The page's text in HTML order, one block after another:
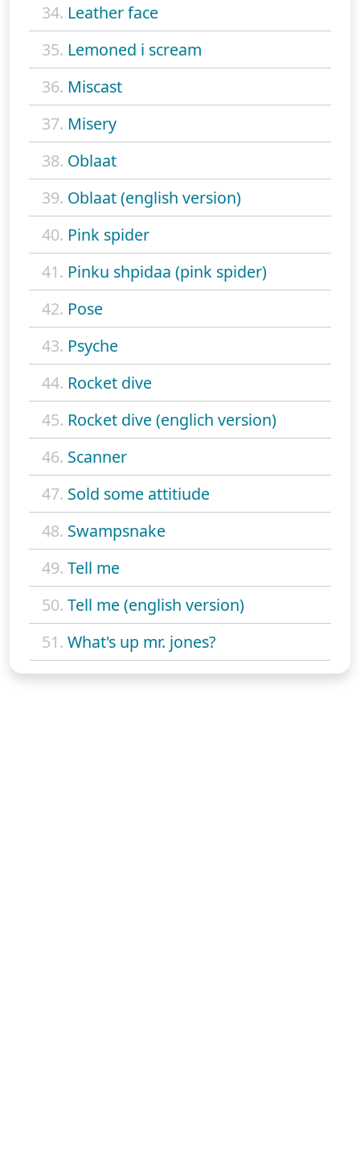
34. Leather face
35. Lemoned i scream
36. Miscast
37. Misery
38. Oblaat
39. Oblaat (english version)
40. Pink spider
41. Pinku shpidaa (pink spider)
42. Pose
43. Psyche
44. Rocket dive
45. Rocket dive (englich version)
46. Scanner
47. Sold some attitiude
48. Swampsnake
49. Tell me
50. Tell me (english version)
51. What's up mr. jones?